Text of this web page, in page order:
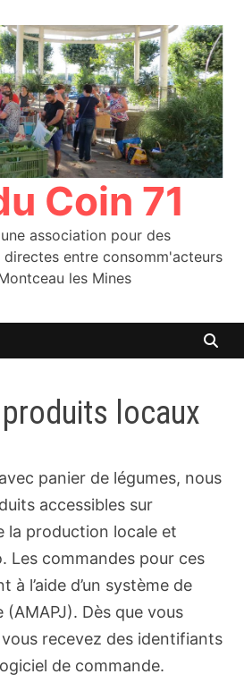
Coin 71
association pour des
entre consomm'acteurs
les Mines
locaux
panier de légumes, nous
accessibles sur
la production locale et
Les commandes pour ces
à l’aide d’un système de
Dès que vous
recevez des identifiants
de commande.